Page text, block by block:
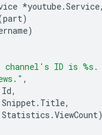
*youtube.Service
part)
)
channel's ID is
,
Id,
Snippet. Title,
Statistics .ViewCount